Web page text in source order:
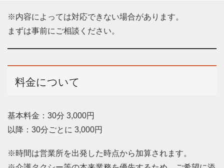
※内容によっては対応できない場合があります。
まずは事前にご相談ください。
料金について
基本料金：30分 3,000円
以降：30分ごとに 3,000円
※時間は営業所を出発した時点から加算されます。